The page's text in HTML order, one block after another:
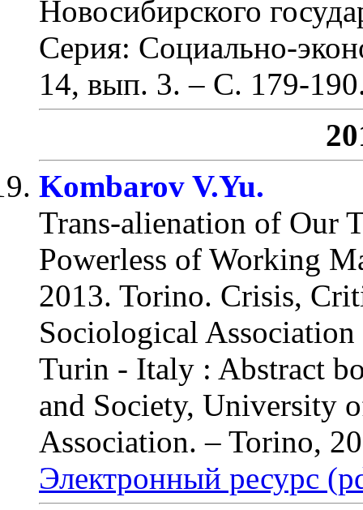
Новосибирского
Серия: Социально-
14, вып. 3. – С. 179-190
Kombarov V.Yu.
Trans-alienation of Our
Powerless of Working
2013. Torino. Crisis,
Sociological
Turin - Italy : Abstract
and Society, University
Association. – Torino,
Электронный ресурс